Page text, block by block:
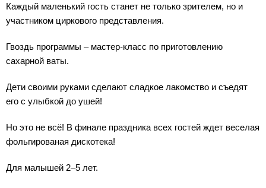
Каждый маленький гость станет не только зрителем, но и
участником циркового представления.
Гвоздь программы – мастер-класс по приготовлению
сахарной ваты.
Дети своими руками сделают сладкое лакомство и съедят
его с улыбкой до ушей!
Но это не всё! В финале праздника всех гостей ждет веселая
фольгированая дискотека!
Для малышей 2–5 лет.